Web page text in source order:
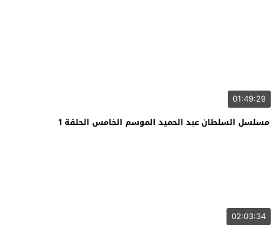
01:49:29
مسلسل السلطان عبد الحميد الموسم الخامس الحلقة 1
02:03:34